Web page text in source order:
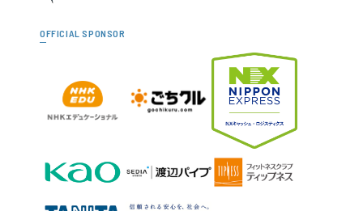
OFFICIAL SPONSOR